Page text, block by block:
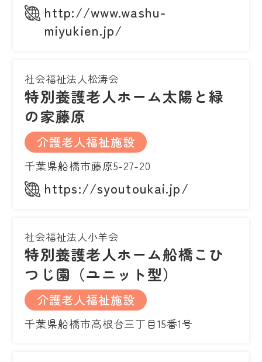
http://www.washu-
miyukien.jp/
社会福祉法人松涛会
特別養護老人ホーム太陽と緑
の家藤原
介護老人福祉施設
千葉県船橋市藤原5-27-20
https://syoutoukai.jp/
社会福祉法人小羊会
特別養護老人ホーム船橋こひ
つじ園（ユニット型）
介護老人福祉施設
千葉県船橋市高根台三丁目15番1号